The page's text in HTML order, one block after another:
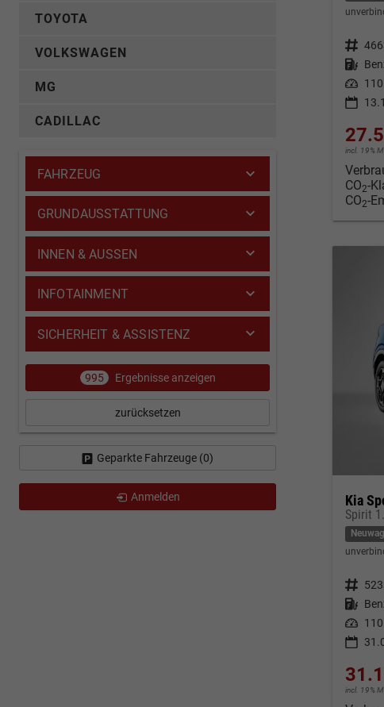
Fahrzeugnr.
Kraftstoff
Leistung
incl. 19%
CO2-
CO2-
Kia
Spirit
Fahrzeugnr.
Kraftstoff
Leistung
incl. 19%
TOYOTA
VOLKSWAGEN
MG
CADILLAC
FAHRZEUG
GRUNDAUSSTATTUNG
INNEN & AUSSEN
INFOTAINMENT
SICHERHEIT & ASSISTENZ
995 Ergebnisse anzeigen
zurücksetzen
Geparkte Fahrzeuge (0)
Anmelden